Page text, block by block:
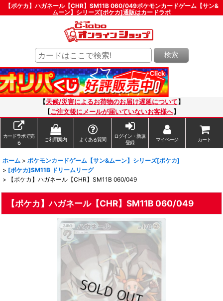
【ポケカ】ハガネール【CHR】SM11B 060/049ポケモンカードゲーム【サン&
ムーン】シリーズ[ポケカ]通販はカードラボ
検索
【天候/災害によるお荷物のお届け遅延について 】
【ご注文後にメールが届いていないお客様へ】
カードラボで売
る
ご利用案内 よくある質問
ログイン・新規
登録
マイページ カート
ホーム > ポケモンカードゲーム【サン&ムーン】シリーズ[ポケカ]
> [ポケカ]SM11B ドリームリーグ
>
【ポケカ】ハガネール【CHR】SM11B 060/049
【ポケカ】ハガネール【CHR】SM11B 060/049